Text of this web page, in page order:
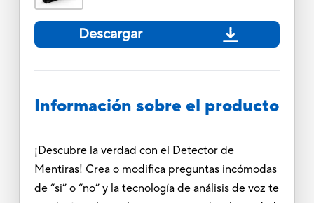
Descargar
Información sobre el producto
¡Descubre la verdad con el Detector de
Mentiras! Crea o modifica preguntas incómodas
de “si” o “no” y la tecnología de análisis de voz te